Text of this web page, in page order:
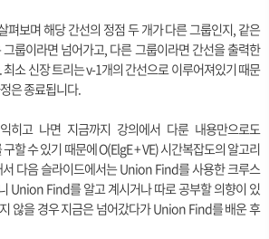
펴보며 해당 간선의 정점 두 개가 다른 그룹인지, 같은
룹이라면 넘어가고, 다른 그룹이라면 간선을 출력한
소 신장 트리는 v-1개의 간선으로 이루어져있기 때문
은 종료됩니다.
히고 나면 지금까지 강의에서 다룬 내용만으로도
할 수 있기 때문에 O(ElgE + VE) 시간복잡도의 알고리
다음 슬라이드에서는 Union Find를 사용한 크루스
Union Find를 알고 계시거나 따로 공부할 의향이 있
않을 경우 지금은 넘어갔다가 Union Find를 배운 후